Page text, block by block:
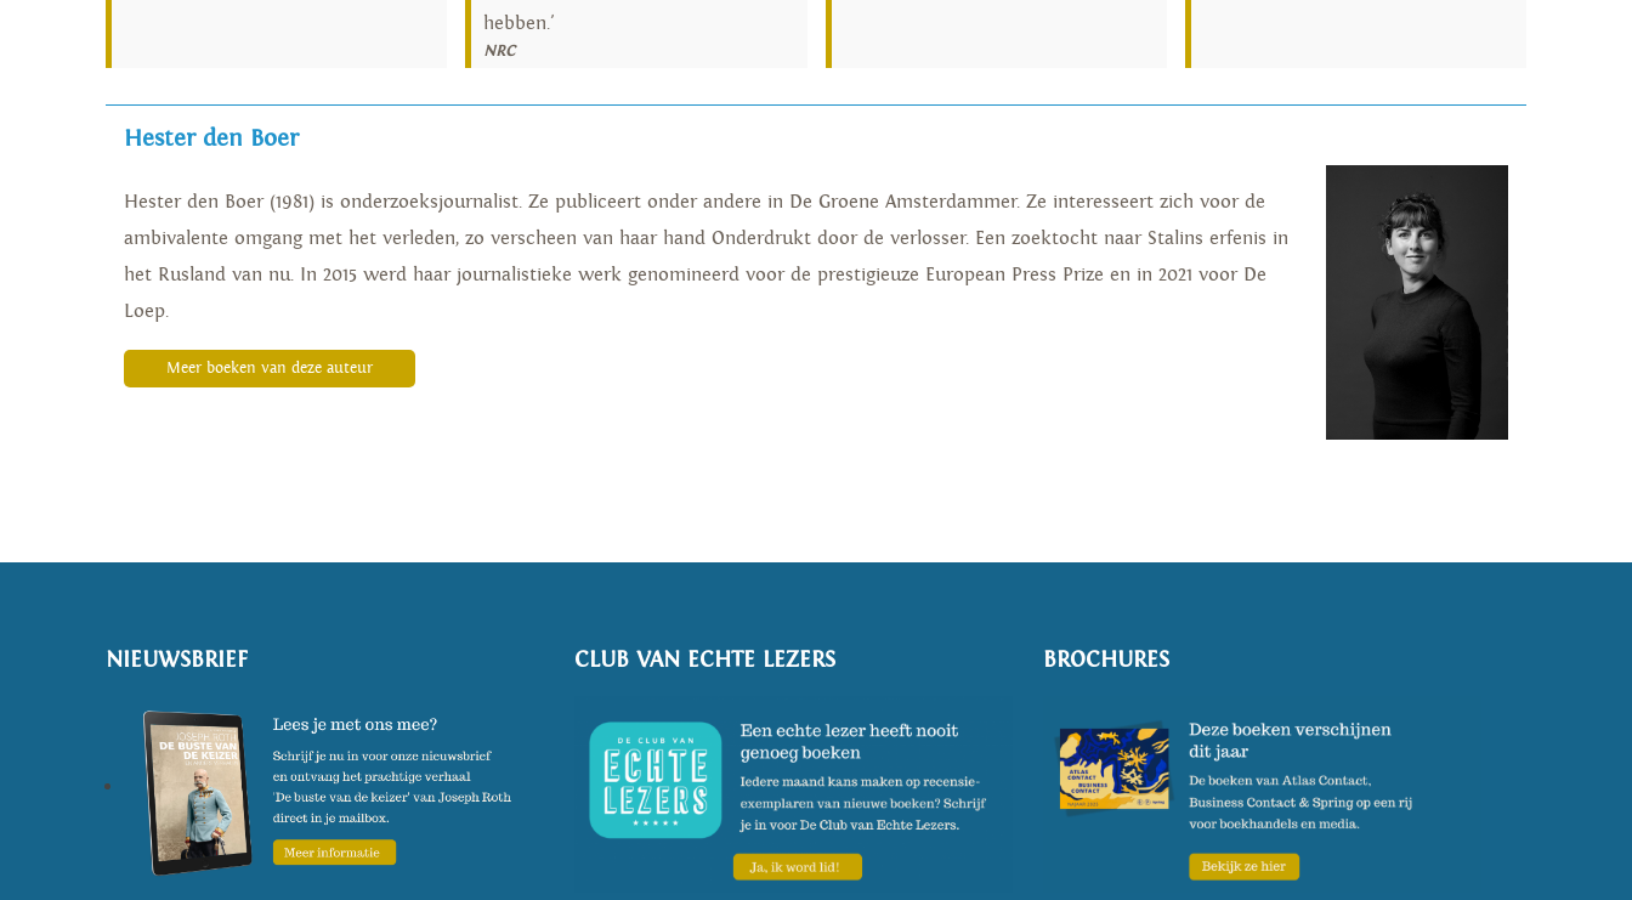
hebben.'
NRC
Hester den Boer
Hester den Boer (1981) is onderzoeksjournalist. Ze publiceert onder andere in De Groene Amsterdammer. Ze interesseert zich voor de
ambivalente omgang met het verleden, zo verscheen van haar hand Onderdrukt door de verlosser. Een zoektocht naar Stalins erfenis in
het Rusland van nu. In 2015 werd haar journalistieke werk genomineerd voor de prestigieuze European Press Prize en in 2021 voor De
Loep.
Meer boeken van deze auteur
NIEUWSBRIEF CLUB VAN ECHTE LEZERS BROCHURES